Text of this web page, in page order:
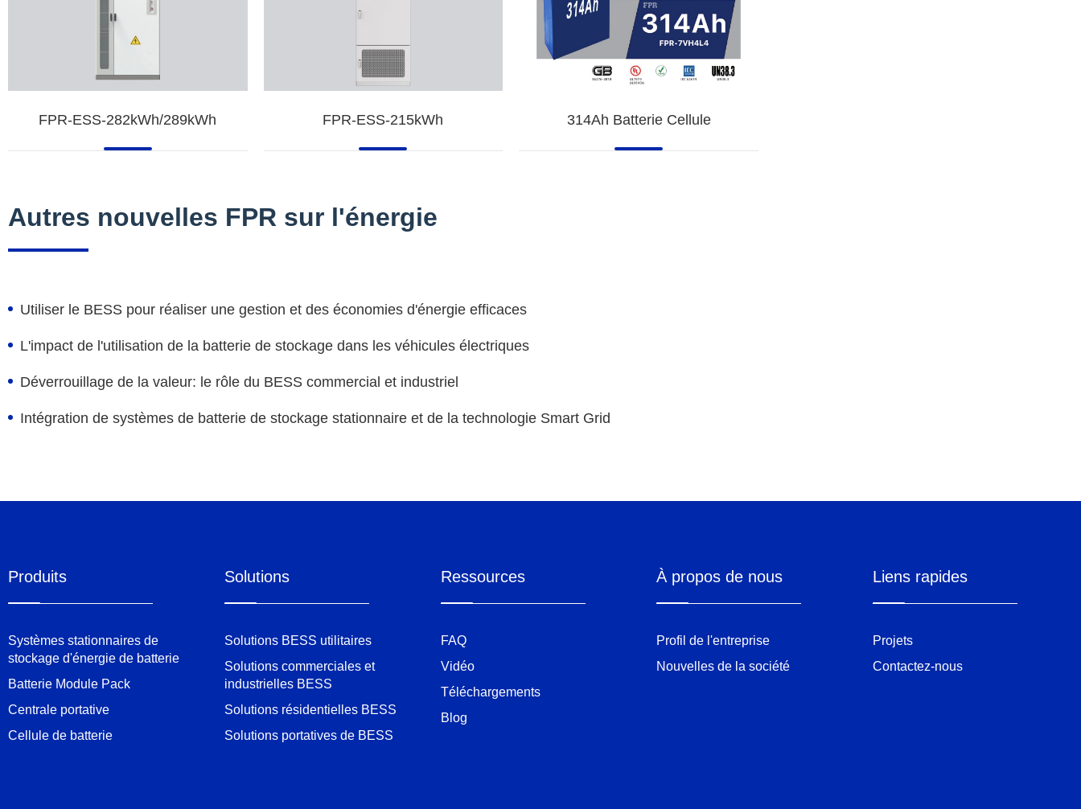
FPR-ESS-282kWh/289kWh FPR-ESS-215kWh 314Ah Batterie Cellule
Autres nouvelles FPR sur l'énergie
Utiliser le BESS pour réaliser une gestion et des économies d'énergie efficaces
L'impact de l'utilisation de la batterie de stockage dans les véhicules électriques
Déverrouillage de la valeur: le rôle du BESS commercial et industriel
Intégration de systèmes de batterie de stockage stationnaire et de la technologie Smart Grid
Produits
Systèmes stationnaires de
stockage d'énergie de batterie
Batterie Module Pack
Centrale portative
Cellule de batterie
Solutions
Solutions BESS utilitaires
Solutions commerciales et
industrielles BESS
Solutions résidentielles BESS
Solutions portatives de BESS
Ressources
FAQ
Vidéo
Téléchargements
Blog
À propos de nous
Profil de l'entreprise
Nouvelles de la société
Liens rapides
Projets
Contactez-nous